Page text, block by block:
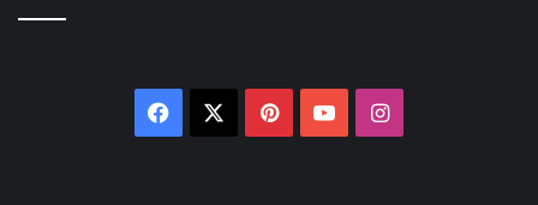
Facebook PinterestYouTubeInstagram